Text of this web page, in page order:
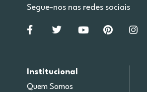
Segue-nos nas redes sociais
Institucional
Quem Somos